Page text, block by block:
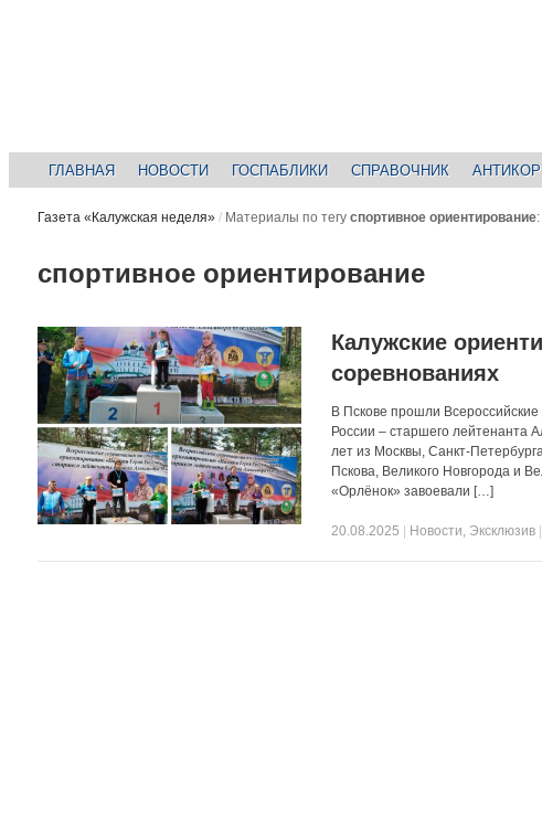
ГЛАВНАЯ НОВОСТИ ГОСПАБЛИКИ СПРАВОЧНИК
Газета «Калужская неделя» / Материалы по тегу спортивное ориентирование:
спортивное ориентирование
Калужские
соревнованиях
В Пскове прошли
России – старшего лейтенанта
лет из Москвы, Санкт-
Пскова, Великого Новгорода и
«Орлёнок» завоевали […]
20.08.2025 Новости, Эксклюзив